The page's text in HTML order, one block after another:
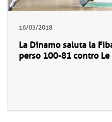
16/03/2018
La Dinamo saluta la
perso 100-81 contro Le